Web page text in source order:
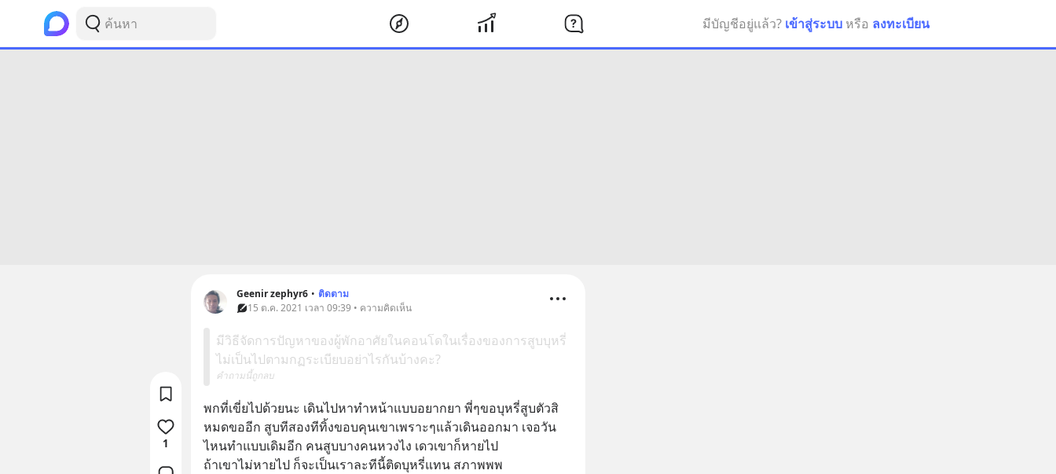
มีบัญชีอยู่แล้ว? เข้าสู่ระบบ หรือ ลงทะเบียน
Geenir zephyr6 • ติดตาม
15 ต.ค. 2021 เวลา 09:39 • ความคิดเห็น
มีวิธีจัดการปัญหาของผู้พักอาศัยในคอนโดในเรื่องของการสูบบุหรี่
ไม่เป็นไปตามกฏระเบียบอย่าไรกันบ้างคะ?
คำถามนี้ถูกลบ
พกที่เขี่ยไปด้วยนะ เดินไปหาทำหน้าแบบอยากยา พี่ๆขอบุหรี่สูบตัวสิ
หมดขออีก สูบทีสองทีทิ้งขอบคุนเขาเพราะๆแล้วเดินออกมา เจอวัน
ไหนทำแบบเดิมอีก คนสูบบางคนหวงไง เดวเขาก็หายไป
ถ้าเขาไม่หายไป ก็จะเป็นเราละทีนี้ติดบุหรี่แทน สภาพพพ
1